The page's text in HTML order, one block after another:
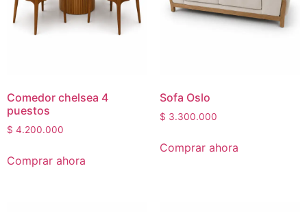
Comedor chelsea 4
puestos
$ 4.200.000
Comprar ahora
Sofa Oslo
$ 3.300.000
Comprar ahora